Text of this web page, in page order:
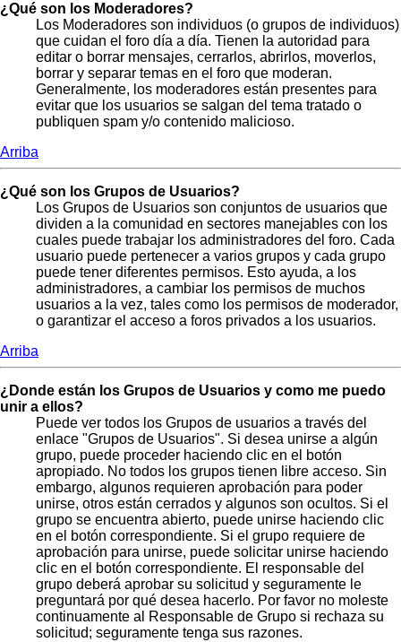
¿Qué son los Moderadores?
Los Moderadores son individuos (o grupos de individuos)
que cuidan el foro día a día. Tienen la autoridad para
editar o borrar mensajes, cerrarlos, abrirlos, moverlos,
borrar y separar temas en el foro que moderan.
Generalmente, los moderadores están presentes para
evitar que los usuarios se salgan del tema tratado o
publiquen spam y/o contenido malicioso.
Arriba
¿Qué son los Grupos de Usuarios?
Los Grupos de Usuarios son conjuntos de usuarios que
dividen a la comunidad en sectores manejables con los
cuales puede trabajar los administradores del foro. Cada
usuario puede pertenecer a varios grupos y cada grupo
puede tener diferentes permisos. Esto ayuda, a los
administradores, a cambiar los permisos de muchos
usuarios a la vez, tales como los permisos de moderador,
o garantizar el acceso a foros privados a los usuarios.
Arriba
¿Donde están los Grupos de Usuarios y como me puedo
unir a ellos?
Puede ver todos los Grupos de usuarios a través del
enlace "Grupos de Usuarios". Si desea unirse a algún
grupo, puede proceder haciendo clic en el botón
apropiado. No todos los grupos tienen libre acceso. Sin
embargo, algunos requieren aprobación para poder
unirse, otros están cerrados y algunos son ocultos. Si el
grupo se encuentra abierto, puede unirse haciendo clic
en el botón correspondiente. Si el grupo requiere de
aprobación para unirse, puede solicitar unirse haciendo
clic en el botón correspondiente. El responsable del
grupo deberá aprobar su solicitud y seguramente le
preguntará por qué desea hacerlo. Por favor no moleste
continuamente al Responsable de Grupo si rechaza su
solicitud; seguramente tenga sus razones.